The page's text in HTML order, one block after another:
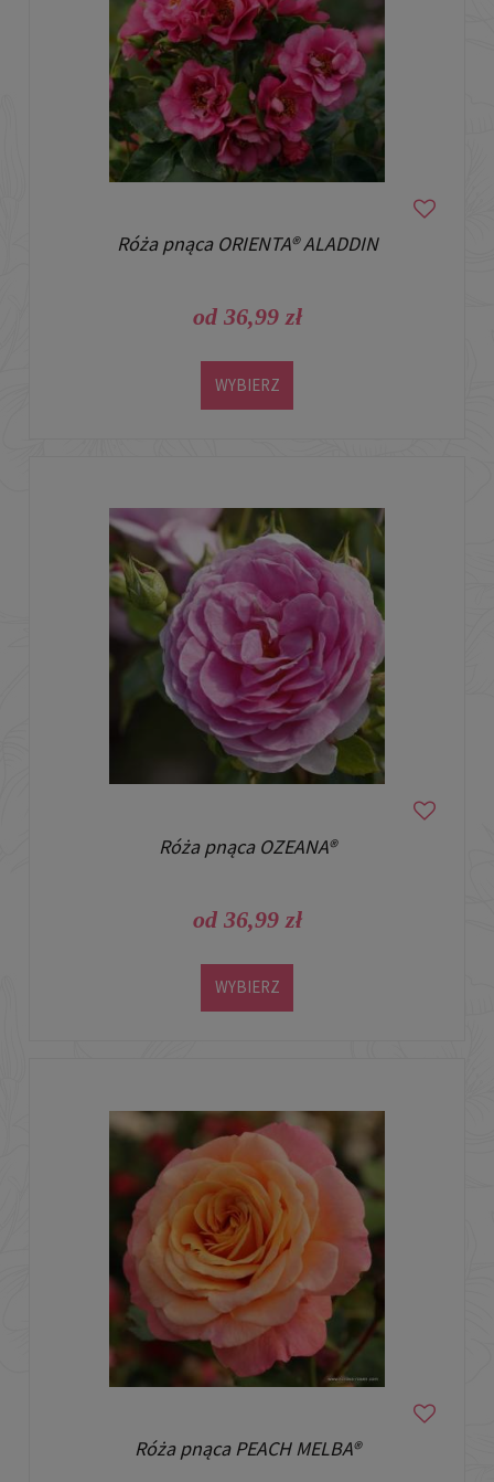
Róża pnąca ORIENTA® ALADDIN
od 36,99 zł
WYBIERZ
Róża pnąca OZEANA®
od 36,99 zł
WYBIERZ
Róża pnąca PEACH MELBA®